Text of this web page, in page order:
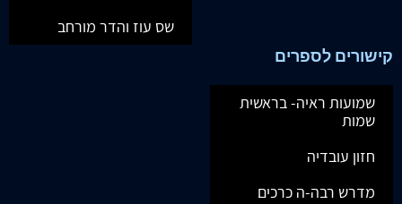
שס עוז והדר מורחב
קישורים לספרים
שמועות ראיה- בראשית
שמות
חזון עובדיה
מדרש רבה-ה כרכים